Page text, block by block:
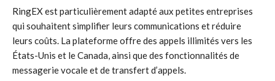
RingEX est particulièrement adapté aux petites entreprises
qui souhaitent simplifier leurs communications et réduire
leurs coûts. La plateforme offre des appels illimités vers les
États-Unis et le Canada, ainsi que des fonctionnalités de
messagerie vocale et de transfert d’appels.